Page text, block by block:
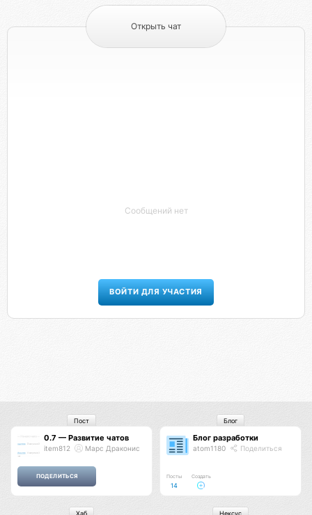
Открыть чат
Сообщений нет
ВОЙТИ ДЛЯ УЧАСТИЯ
0.7 — Развитие чатов
item812 Марс Драконис
Пост
Блог разработки
atom1180 Поделиться
Посты
14
Создать
Блог
Хаб Нексус